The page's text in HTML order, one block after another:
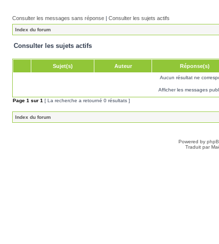
Consulter les messages sans réponse | Consulter les sujets actifs
Index du forum
Consulter les sujets actifs
Sujet(s) Auteur Réponse(s)
Aucun résultat ne
Afficher les messages
Page 1 sur 1 [ La recherche a retourné 0 résultats ]
Index du forum
Powered by
Traduit par